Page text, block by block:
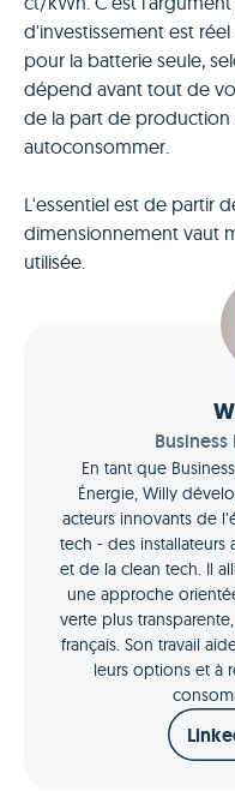
d'investissement est
pour la batterie seule,
dépend avant tout de
de la part de
autoconsommer.
L'essentiel est de partir
dimensionnement vaut
utilisée.
En tant que
Énergie, Willy
acteurs innovants de
tech - des installateurs
et de la clean tech. Il
une approche
verte plus
français. Son travail
leurs options et à